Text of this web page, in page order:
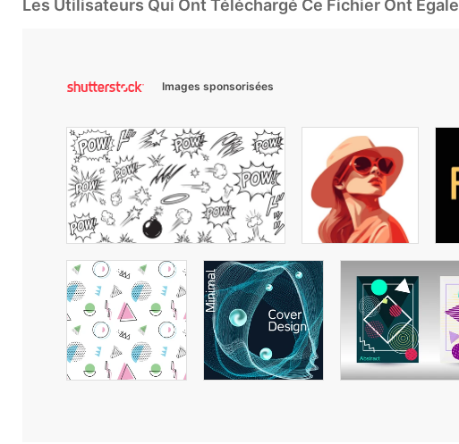
Les Utilisateurs Qui Ont Téléchargé Ce Fichier Ont
Images sponsorisées